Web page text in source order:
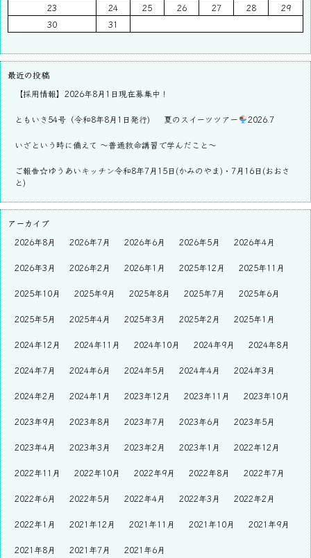
23
24 25 26 27 28
29
30
31
最近の投稿
【採用情報】2026年8月1日現在募集中！
ともいき54号（令和8年8月1日発行) 夏のスイーツツアー 2026.7
いざという時に備えて ～普通救命講習で学んだこと～
ご報告☆ゆうあいキッチン令和8年7月15日(かみのやま)・7月16日(おおさ
と)
アーカイブ
2026年8月
2026年7月 2026年6月 2026年5月 2026年4月
2026年3月 2026年2月 2026年1月 2025年12月 2025年11月
2025年10月 2025年9月 2025年8月 2025年7月 2025年6月
2025年5月 2025年4月 2025年3月 2025年2月 2025年1月
2024年12月 2024年11月 2024年10月 2024年9月 2024年8月
2024年7月 2024年6月 2024年5月 2024年4月 2024年3月
2024年2月 2024年1月 2023年12月 2023年11月 2023年10月
2023年9月 2023年8月 2023年7月 2023年6月 2023年5月
2023年4月 2023年3月 2023年2月 2023年1月 2022年12月
2022年11月 2022年10月 2022年9月 2022年8月 2022年7月
2022年6月 2022年5月 2022年4月 2022年3月 2022年2月
2022年1月 2021年12月 2021年11月 2021年10月 2021年9月
2021年8月 2021年7月 2021年6月